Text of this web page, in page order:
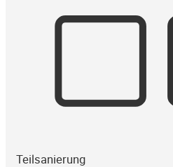
Teilsanierung